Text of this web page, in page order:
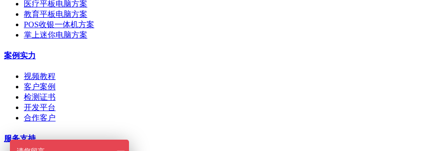
医疗平板电脑方案
教育平板电脑方案
POS收银一体机方案
掌上迷你电脑方案
案例实力
视频教程
客户案例
检测证书
开发平台
合作客户
服务支持